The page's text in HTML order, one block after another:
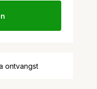
ontvangst